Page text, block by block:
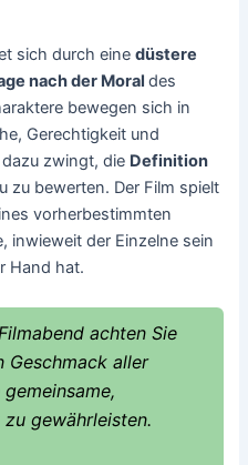
sich durch einedüstere
nach der Moraldes
bewegen sich in
Gerechtigkeit und
zwingt, die Definition
zu bewerten. Der Film spielt
vorherbestimmten
inwieweit der Einzelne sein
Hand hat.
achten Sie
Geschmack aller
gewährleisten.